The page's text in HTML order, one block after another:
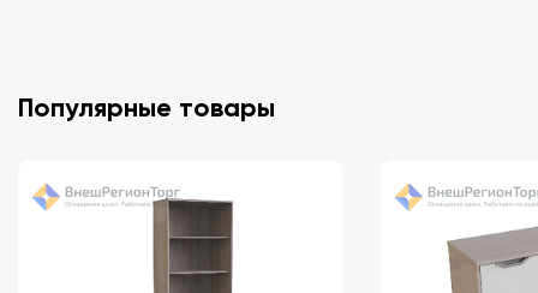
Популярные товары